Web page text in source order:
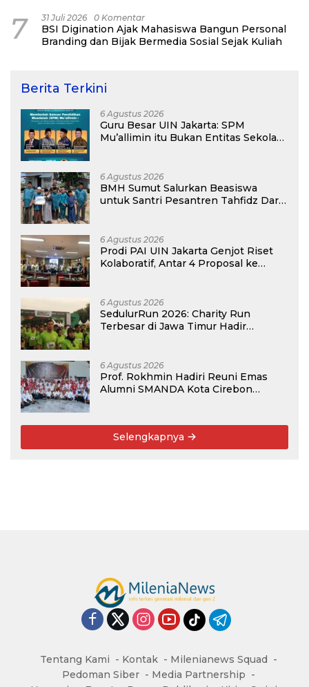
7 31 Juli 2026 0 Komentar
BSI Digination Ajak Mahasiswa Bangun Personal
Branding dan Bijak Bermedia Sosial Sejak Kuliah
Berita Terkini
6 Agustus 2026
Guru Besar UIN Jakarta: SPM
Mu’allimin itu Bukan Entitas Sekolah
6 Agustus 2026
BMH Sumut Salurkan Beasiswa
untuk Santri Pesantren Tahfidz Darul
6 Agustus 2026
Prodi PAI UIN Jakarta Genjot Riset
Kolaboratif, Antar 4 Proposal ke
6 Agustus 2026
SedulurRun 2026: Charity Run
Terbesar di Jawa Timur Hadir
Guru Honorer
6 Agustus 2026
Prof. Rokhmin Hadiri Reuni Emas
Alumni SMANDA Kota Cirebon
Selengkapnya
Tentang Kami Kontak
Milenianews Squad
Pedoman Siber
Media Partnership